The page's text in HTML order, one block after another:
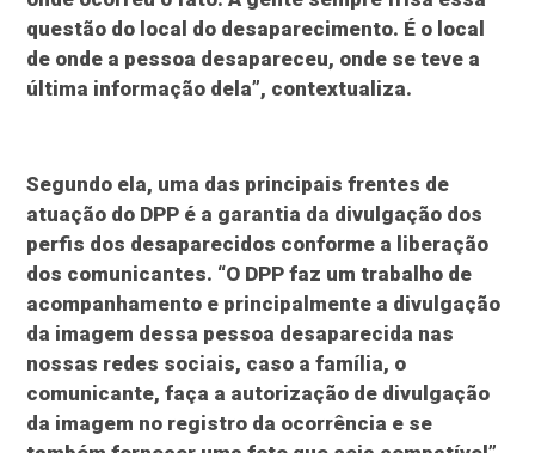
questão do local do desaparecimento. É o local
de onde a pessoa desapareceu, onde se teve a
última informação dela”, contextualiza.
Segundo ela, uma das principais frentes de
atuação do DPP é a garantia da divulgação dos
perfis dos desaparecidos conforme a liberação
dos comunicantes. “O DPP faz um trabalho de
acompanhamento e principalmente a divulgação
da imagem dessa pessoa desaparecida nas
nossas redes sociais, caso a família, o
comunicante, faça a autorização de divulgação
da imagem no registro da ocorrência e se